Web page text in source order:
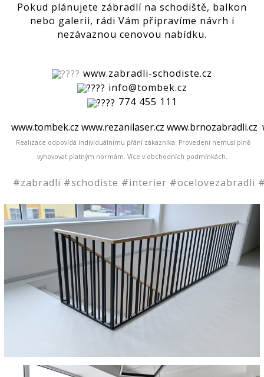
Pokud plánujete zábradlí na schodiště, balkon
nebo galerii, rádi Vám připravíme návrh i
nezávaznou cenovou nabídku.
www.zabradli-schodiste.cz
info@tombek.cz
774 455 111
www.tombek.cz www.rezanilaser.cz www.brnozabradli.cz
Realizace odpovídá individuálnímu přání zákazníka. Provedení nemusí plně
vyhovovat platným normám. Více v obchodních podmínkách.
#zabradli #schodiste #interier #ocelovezabradli